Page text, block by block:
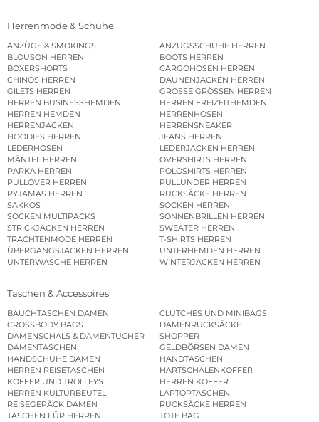
Herrenmode & Schuhe
ANZÜGE & SMOKINGS
ANZUGSSCHUHE HERREN
BLOUSON HERREN
BOOTS HERREN
BOXERSHORTS
CARGOHOSEN HERREN
CHINOS HERREN
DAUNENJACKEN HERREN
GILETS HERREN
GROSSE GRÖSSEN HERREN
HERREN BUSINESSHEMDEN
HERREN FREIZEITHEMDEN
HERREN HEMDEN
HERRENHOSEN
HERRENJACKEN
HERRENSNEAKER
HOODIES HERREN
JEANS HERREN
LEDERHOSEN
LEDERJACKEN HERREN
MÄNTEL HERREN
OVERSHIRTS HERREN
PARKA HERREN
POLOSHIRTS HERREN
PULLOVER HERREN
PULLUNDER HERREN
PYJAMAS HERREN
RUCKSÄCKE HERREN
SAKKOS
SOCKEN HERREN
SOCKEN MULTIPACKS
SONNENBRILLEN HERREN
STRICKJACKEN HERREN
SWEATER HERREN
TRACHTENMODE HERREN
T-SHIRTS HERREN
ÜBERGANGSJACKEN HERREN
UNTERHEMDEN HERREN
UNTERWÄSCHE HERREN
WINTERJACKEN HERREN
Taschen & Accessoires
BAUCHTASCHEN DAMEN
CLUTCHES UND MINIBAGS
CROSSBODY BAGS
DAMENRUCKSÄCKE
DAMENSCHALS & DAMENTÜCHER
SHOPPER
DAMENTASCHEN
GELDBÖRSEN DAMEN
HANDSCHUHE DAMEN
HANDTASCHEN
HERREN REISETASCHEN
HARTSCHALENKOFFER
KOFFER UND TROLLEYS
HERREN KOFFER
HERREN KULTURBEUTEL
LAPTOPTASCHEN
REISEGEPÄCK DAMEN
RUCKSÄCKE HERREN
TASCHEN FÜR HERREN
TOTE BAG